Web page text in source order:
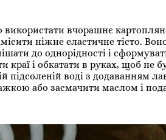
вчорашнє
ніжне еластичне тісто.
до однорідності і
і обкатати в руках, щоб не
воді з додаванням
або засмачити маслом і